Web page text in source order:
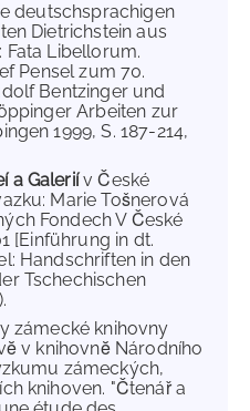
deutschsprachigen
Dietrichstein aus
Libellorum.
Pensel zum 70.
Bentzinger und
Arbeiten zur
1999, S. 187-214,
a Galeriív České
Marie Tošnerová
Fondech V České
[Einführung in dt.
Handschriften in den
Tschechischen
zámecké knihovny
v knihovnĕ Národního
zámeckých,
knihoven. "Čtenář a